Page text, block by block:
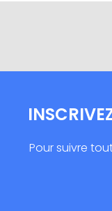
Pour suivre